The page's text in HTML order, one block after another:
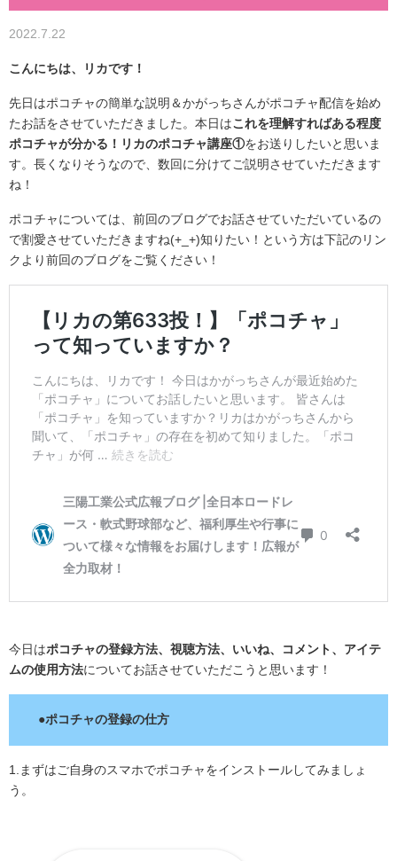
2022.7.22
こんにちは、リカです！
先日はポコチャの簡単な説明＆かがっちさんがポコチャ配信を始め
たお話をさせていただきました。本日はこれを理解すればある程度
ポコチャが分かる！リカのポコチャ講座①をお送りしたいと思いま
す。長くなりそうなので、数回に分けてご説明させていただきます
ね！
ポコチャについては、前回のブログでお話させていただいているの
で割愛させていただきますね(+_+)知りたい！という方は下記のリン
クより前回のブログをご覧ください！
今日はポコチャの登録方法、視聴方法、いいね、コメント、アイテ
ムの使用方法についてお話させていただこうと思います！
●ポコチャの登録の仕方
1.まずはご自身のスマホでポコチャをインストールしてみましょ
う。